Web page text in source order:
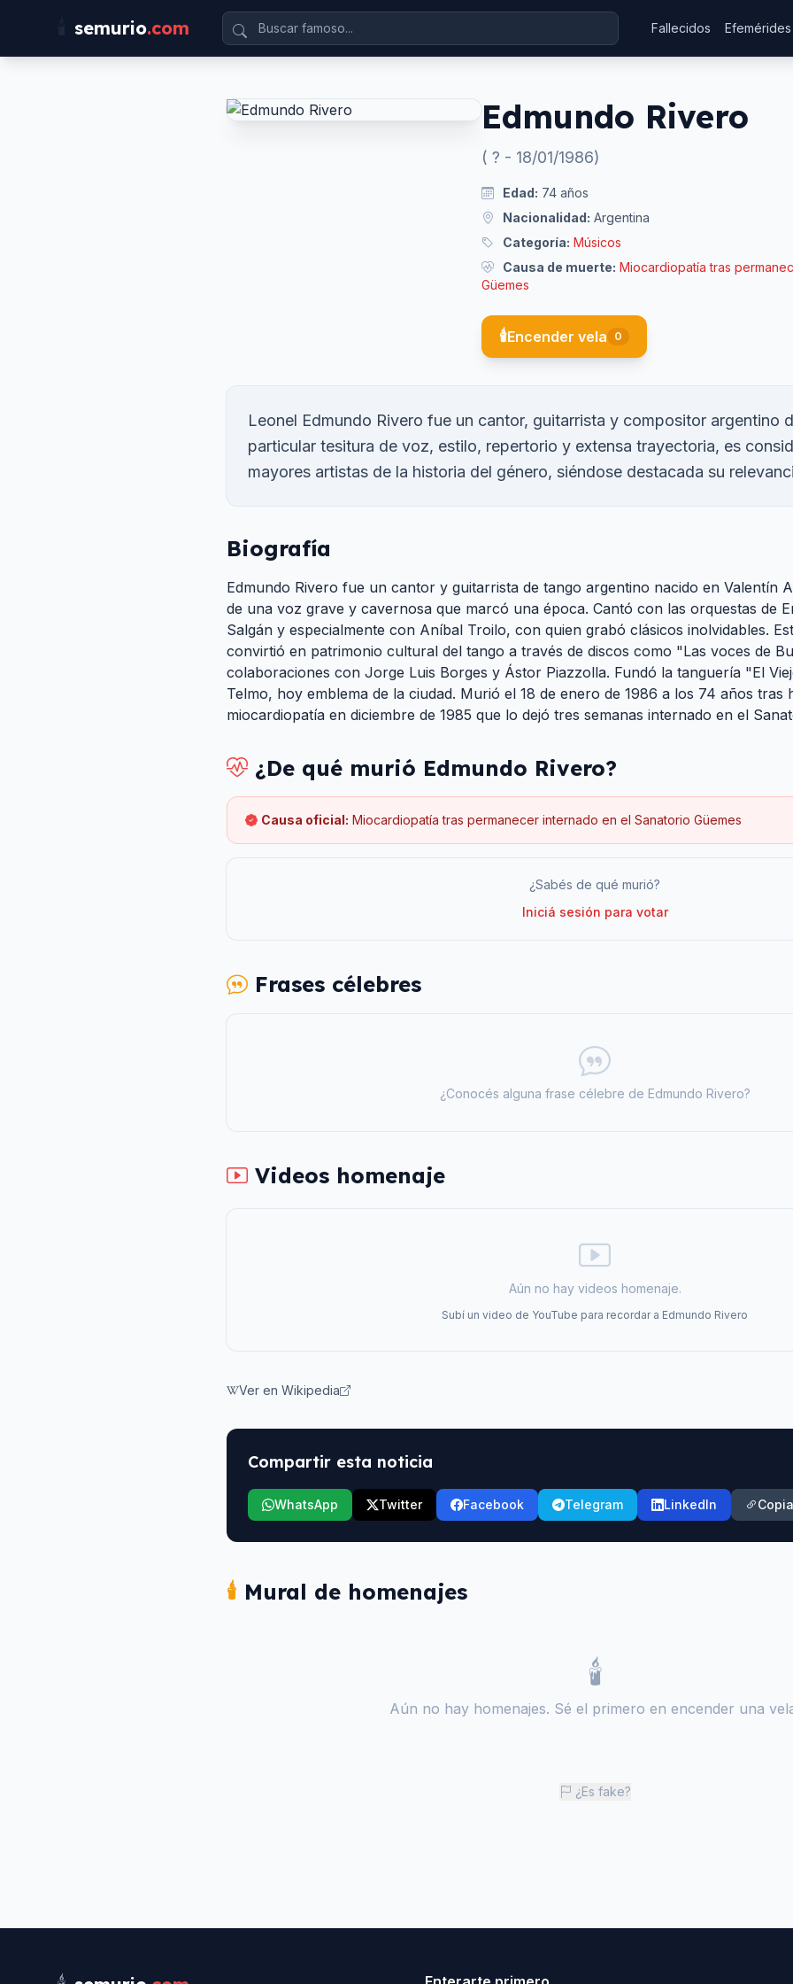
semurio.com Fallecidos Efemérides
Edmundo Rivero
( ? - 18/01/1986)
Edad: 74 años
Nacionalidad: Argentina
Categoría: Músicos
Causa de muerte: Miocardiopatía tras
Güemes
🕯️Encender vela 0
Leonel Edmundo Rivero fue un cantor, guitarrista y compositor argentino
particular tesitura de voz, estilo, repertorio y extensa trayectoria, es
mayores artistas de la historia del género, siéndose destacada su
Biografía
Edmundo Rivero fue un cantor y guitarrista de tango argentino nacido en Valentín
de una voz grave y cavernosa que marcó una época. Cantó con las orquestas de
Salgán y especialmente con Aníbal Troilo, con quien grabó clásicos inolvidables.
convirtió en patrimonio cultural del tango a través de discos como "Las voces de
colaboraciones con Jorge Luis Borges y Ástor Piazzolla. Fundó la tanguería "El
Telmo, hoy emblema de la ciudad. Murió el 18 de enero de 1986 a los 74 años tras
miocardiopatía en diciembre de 1985 que lo dejó tres semanas internado en el
¿De qué murió Edmundo Rivero?
Causa oficial: Miocardiopatía tras permanecer internado en el Sanatorio Güemes
¿Sabés de qué murió?
Iniciá sesión para votar
Frases célebres
¿Conocés alguna frase célebre de Edmundo Rivero?
Videos homenaje
Aún no hay videos homenaje.
Subí un video de YouTube para recordar a Edmundo Rivero
Ver en Wikipedia
Compartir esta noticia
WhatsApp Twitter Facebook Telegram LinkedIn
🕯️ Mural de homenajes
🕯️
Aún no hay homenajes. Sé el primero en encender una
¿Es fake?